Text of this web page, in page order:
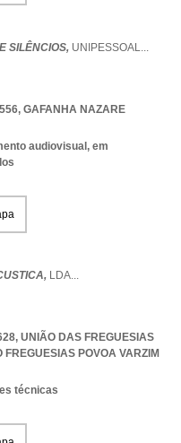
SILÊNCIOS, UNIPESSOAL...
, GAFANHA NAZARE
audiovisual, em
LDA...
UNIÃO DAS FREGUESIAS
FREGUESIAS POVOA VARZIM
técnicas